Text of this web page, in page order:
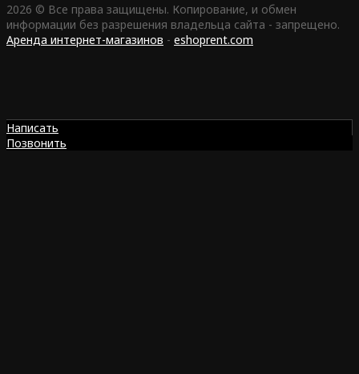
2026 © Все права защищены. Копирование, и обмен
информации без разрешения владельца сайта - запрещено.
Аренда интернет-магазинов - eshoprent.com
Написать
Позвонить